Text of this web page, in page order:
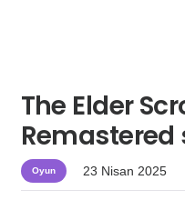
The Elder
Remastered
Oyun 23 Nisan 2025